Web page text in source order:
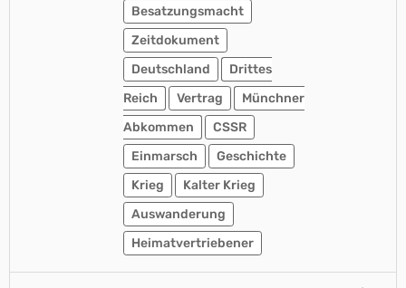
Besatzungsmacht
Zeitdokument
Deutschland
Drittes
Reich
Vertrag
Münchner
Abkommen
CSSR
Einmarsch
Geschichte
Krieg
Kalter Krieg
Auswanderung
Heimatvertriebener